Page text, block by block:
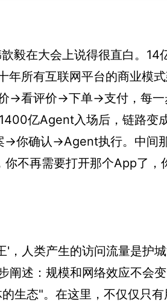
在大会上说得很直白。14
年所有互联网平台的商业
→看评价→下单→支付，每一
亿Agent入场后，链路变
你确认→Agent执行。中间
不再需要打开那个App了，
，人类产生的访问流量是护
述：规模和网络效应不会
生态"。在这里，不仅仅只